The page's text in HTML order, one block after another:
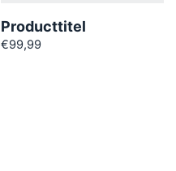
Producttitel
€99,99